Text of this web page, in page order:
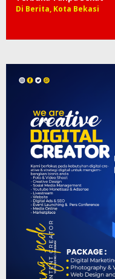
Di Berita, Kota Bekasi